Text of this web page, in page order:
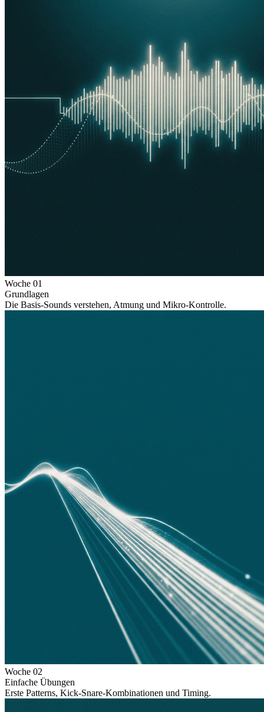
Woche 01
Grundlagen
Die Basis-Sounds verstehen, Atmung und Mikro-Kontrolle.
Woche 02
Einfache Übungen
Erste Patterns, Kick-Snare-Kombinationen und Timing.